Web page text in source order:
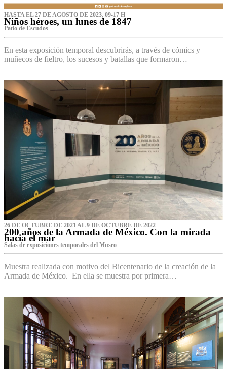
HASTA EL 27 DE AGOSTO DE 2023, 09-17 H
Niños héroes, un lunes de 1847
Patio de Escudos
En esta exposición temporal descubrirás, a través de cómics y
muñecos de fieltro, los sucesos y batallas que formaron…
26 DE OCTUBRE DE 2021 AL 9 DE OCTUBRE DE 2022
200 años de la Armada de México. Con la mirada
hacia el mar
Salas de exposiciones temporales del Museo‌
Muestra realizada con motivo del Bicentenario de la creación de la
Armada de México. En ella se muestra por primera…